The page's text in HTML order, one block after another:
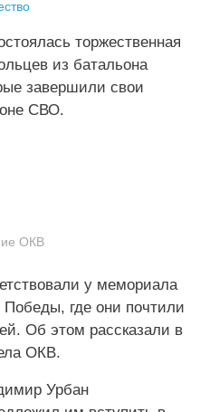
торжественная
из батальона
завершили свои
СВО.
ОКВ
у мемориала
Победы, где они почтили
Об этом рассказали в
ОКВ.
Урбан